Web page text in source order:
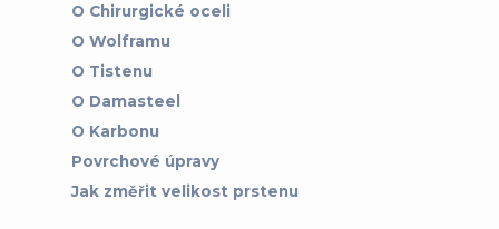
O Chirurgické oceli
O Wolframu
O Tistenu
O Damasteel
O Karbonu
Povrchové úpravy
Jak změřit velikost prstenu